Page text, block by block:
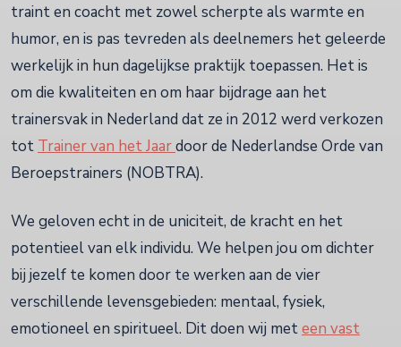
traint en coacht met zowel scherpte als warmte en
humor, en is pas tevreden als deelnemers het geleerde
werkelijk in hun dagelijkse praktijk toepassen. Het is
om die kwaliteiten en om haar bijdrage aan het
trainersvak in Nederland dat ze in 2012 werd verkozen
tot Trainer van het Jaardoor de Nederlandse Orde van
Beroepstrainers (NOBTRA).
We geloven echt in de uniciteit, de kracht en het
potentieel van elk individu. We helpen jou om dichter
bij jezelf te komen door te werken aan de vier
verschillende levensgebieden: mentaal, fysiek,
emotioneel en spiritueel. Dit doen wij meteen vast